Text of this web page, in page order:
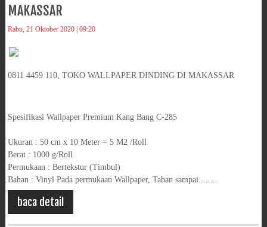
MAKASSAR
Rabu, 21 Oktober 2020 | 09:20
0811 4459 110, TOKO WALLPAPER DINDING DI MAKASSAR
Spesifikasi Wallpaper Premium Kang Bang C-285
Ukuran : 50 cm x 10 Meter = 5 M2 /Roll
Berat : 1000 g/Roll
Permukaan : Bertekstur (Timbul)
Bahan : Vinyl Pada permukaan Wallpaper, Tahan sampai........
baca detail